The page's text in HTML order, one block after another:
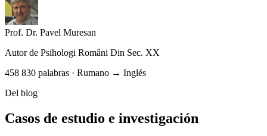
Prof. Dr. Pavel Muresan
Autor de Psihologi Români Din Sec. XX
458 830 palabras · Rumano → Inglés
Del blog
Casos de estudio e investigación